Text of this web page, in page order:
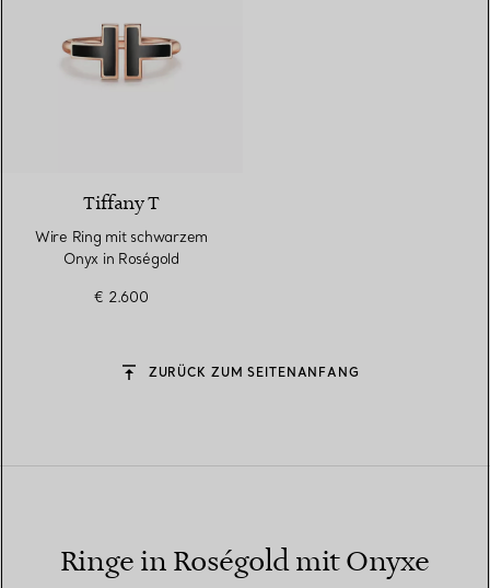
Tiffany T
Wire Ring mit schwarzem
Onyx in Roségold
€ 2.600
ZURÜCK ZUM SEITENANFANG
Ringe in Roségold mit Onyxe